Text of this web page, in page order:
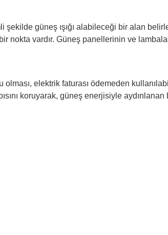
güneş ışığı alabileceği bir alan
nokta vardır. Güneş panellerinin ve
elektrik faturası ödemeden
koruyarak, güneş enerjisiyle